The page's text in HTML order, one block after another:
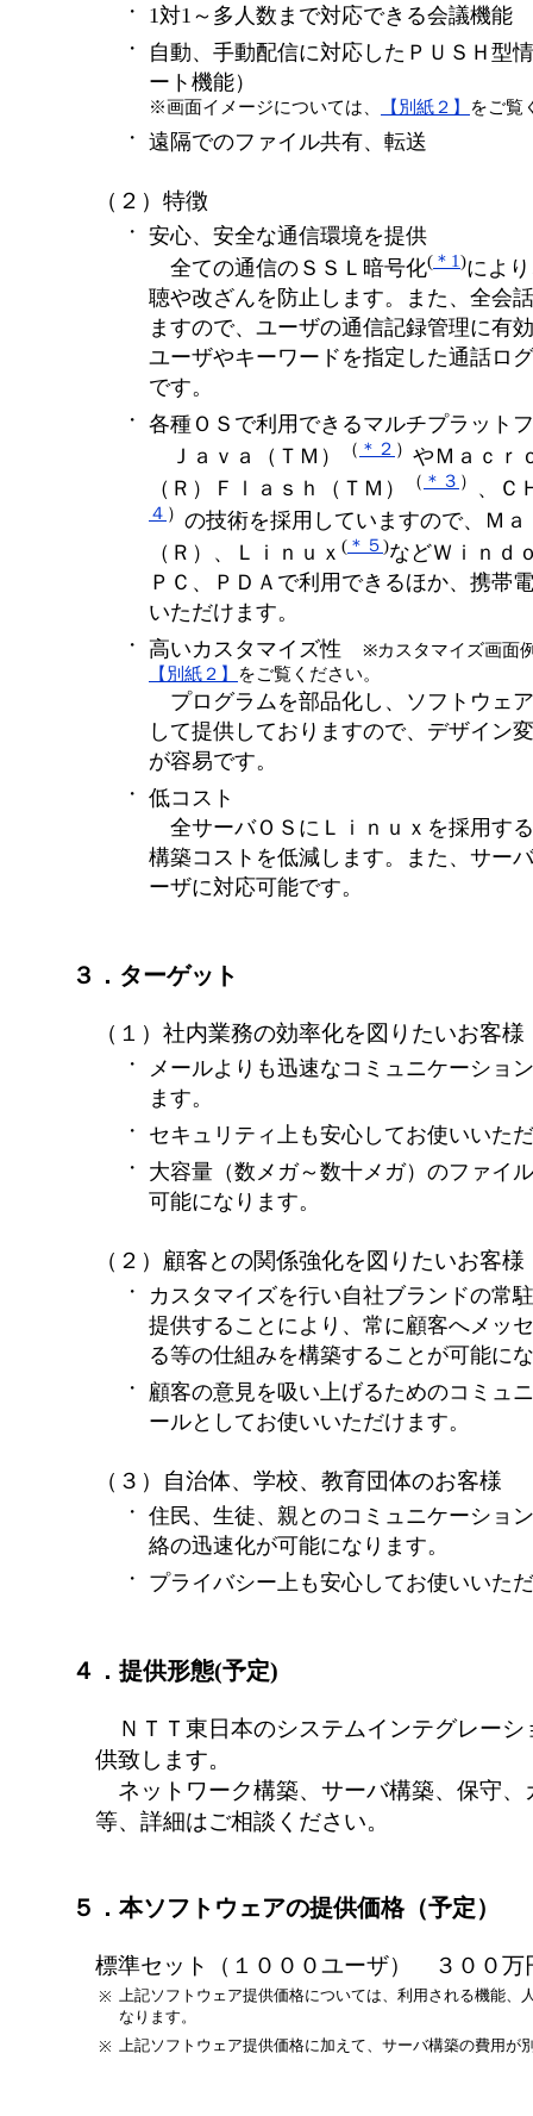
・ 1対1～多人数まで対応できる会議機能
・
自動、手動配信に対応したＰＵＳＨ型
ート機能）
※画面イメージについては、 【別紙２】 をご覧
・ 遠隔でのファイル共有、転送
（２）特徴
・
安心、安全な通信環境を提供
全ての通信のＳＳＬ暗号化( ＊1)によ
聴や改ざんを防止します。また、全会
ますので、ユーザの通信記録管理に有
ユーザやキーワードを指定した通話ロ
です。
・
各種ＯＳで利用できるマルチプラット
Ｊａｖａ（ＴＭ）
（ ＊２ ） やＭａｃｒ
（Ｒ）Ｆｌａｓｈ（ＴＭ）
（ ＊３ ） 、Ｃ
４ ） の技術を採用していますので、Ｍａ
（Ｒ）、Ｌｉｎｕｘ ( ＊５)などＷｉｎｄ
ＰＣ、ＰＤＡで利用できるほか、携帯
いただけます。
・ 高いカスタマイズ性
※カスタマイズ画面
【別紙２】
をご覧ください。
プログラムを部品化し、ソフトウェ
して提供しておりますので、デザイン
が容易です。
・
低コスト
全サーバＯＳにＬｉｎｕｘを採用す
構築コストを低減します。また、サー
ーザに対応可能です。
３．ターゲット
（１）社内業務の効率化を図りたいお客様
・
メールよりも迅速なコミュニケーショ
ます。
・ セキュリティ上も安心してお使いいた
・
大容量（数メガ～数十メガ）のファイ
可能になります。
（２）顧客との関係強化を図りたいお客様
・
カスタマイズを行い自社ブランドの常
提供することにより、常に顧客へメッ
る等の仕組みを構築することが可能に
・
顧客の意見を吸い上げるためのコミュ
ールとしてお使いいただけます。
（３）自治体、学校、教育団体のお客様
・
住民、生徒、親とのコミュニケーショ
絡の迅速化が可能になります。
・ プライバシー上も安心してお使いいた
４．提供形態(予定)
ＮＴＴ東日本のシステムインテグレーシ
供致します。
ネットワーク構築、サーバ構築、保守、
等、詳細はご相談ください。
５．本ソフトウェアの提供価格（予定）
標準セット（１０００ユーザ） ３００万
※ 上記ソフトウェア提供価格については、利用される機能、
なります。
※ 上記ソフトウェア提供価格に加えて、サーバ構築の費用が